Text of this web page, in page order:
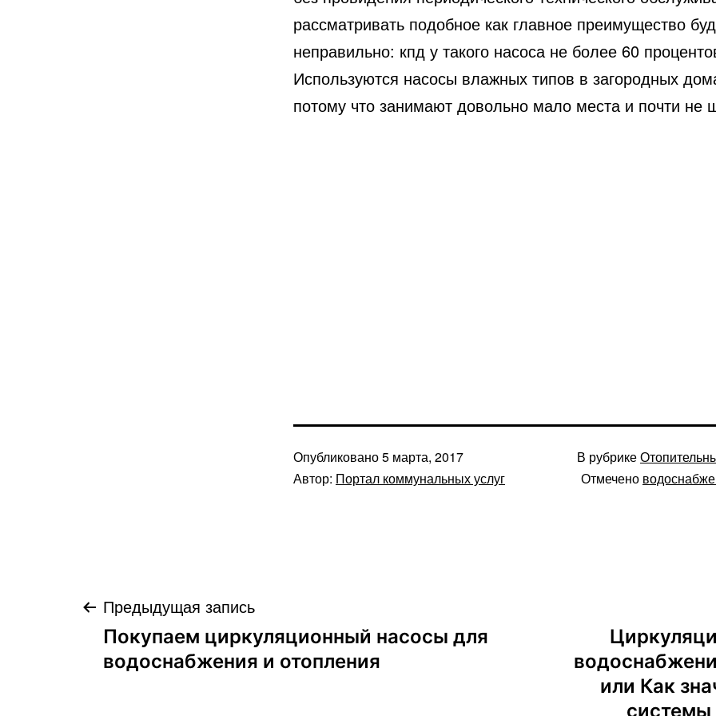
рассматривать подобное как главное преимущество
неправильно: кпд у такого насоса не более 60
Используются насосы влажных типов в загородных
потому что занимают довольно мало места и почти не
Опубликовано5 марта, 2017
Автор: Портал коммунальных услуг
В рубрике
Отмечено
Навигация
по
Предыдущая запись
Покупаем циркуляционный насосы для
водоснабжения и отопления
или Как
системы